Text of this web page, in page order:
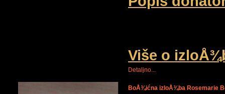
Više o
Detaljno...
BoÅ¾ićna izloÅ¾ba Rosemarie